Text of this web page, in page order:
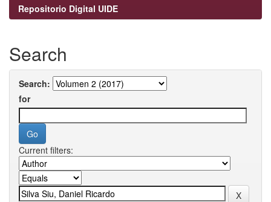
Repositorio Digital UIDE
Search
Search:
for
Current filters: